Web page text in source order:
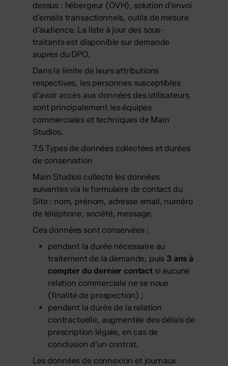
dessus : hébergeur (OVH), solution d’envoi
d’emails transactionnels, outils de mesure
d’audience. La liste à jour des sous-
traitants est disponible sur demande
auprès du DPO.
Dans la limite de leurs attributions
respectives, les personnes susceptibles
d’avoir accès aux données des utilisateurs
sont principalement les équipes
commerciales et techniques de Main
Studios.
7.5 Types de données collectées et durées
de conservation
Main Studios collecte les données
suivantes via le formulaire de contact du
Site : nom, prénom, adresse email, numéro
de téléphone, société, message.
Ces données sont conservées :
pendant la durée nécessaire au
traitement de la demande, puis 3 ans à
compter du dernier contactsi aucune
relation commerciale ne se noue
(finalité de prospection) ;
pendant la durée de la relation
contractuelle, augmentée des délais de
prescription légale, en cas de
conclusion d’un contrat.
Les données de connexion et journaux